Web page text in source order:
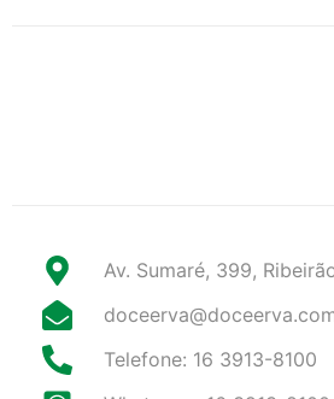
Av. Sumaré, 399,
Telefone: 16 3913-8100